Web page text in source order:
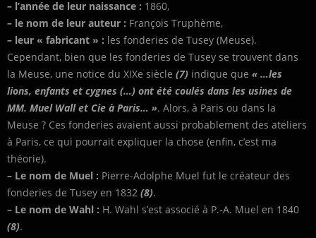
– l’année de leur naissance : 1860,
– le nom de leur auteur : François Truphème,
– leur « fabricant » : les fonderies de Tusey (Meuse).
Cependant, bien que les fonderies de Tusey se trouvent dans
la Meuse, une notice du XIXe siècle (7) indique que « …les
lions, enfants et cygnes (…) ont été coulés dans les usines de
MM. Muel Wall et Cie à Paris… ». Alors, à Paris ou dans la
Meuse ? Ces fonderies avaient aussi probablement des ateliers
à Paris, ce qui pourrait expliquer la chose (enfin, c’est ma
théorie).
– Le nom de Muel : Pierre-Adolphe Muel fut le créateur des
fonderies de Tusey en 1832 (8).
– Le nom de Wahl : H. Wahl s’est associé à P.-A. Muel en 1840
(8).